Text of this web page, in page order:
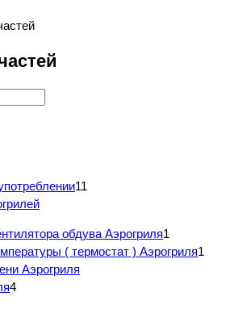
11
обдува Аэрогриля1
( термостат ) Аэрогриля1
Аэрогриля
4